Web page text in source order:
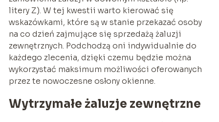
litery Z). W tej kwestii warto kierować się
wskazówkami, które są w stanie przekazać osoby
na co dzień zajmujące się sprzedażą żaluzji
zewnętrznych. Podchodzą oni indywidualnie do
każdego zlecenia, dzięki czemu będzie można
wykorzystać maksimum możliwości oferowanych
przez te nowoczesne osłony okienne.
Wytrzymałe żaluzje zewnętrzne